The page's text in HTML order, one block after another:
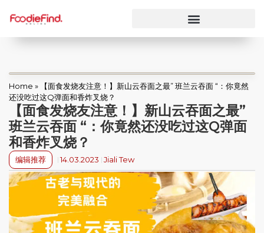
Home »
【面食发烧友注意！】新山云吞面之最” 班兰云吞面 “：你竟然
还没吃过这Q弹面和香炸叉烧？
【面食发烧友注意！】新山云吞面之最”
班兰云吞面 “：你竟然还没吃过这Q弹面
和香炸叉烧？
编辑推荐 14.03.2023 Jiali Tew